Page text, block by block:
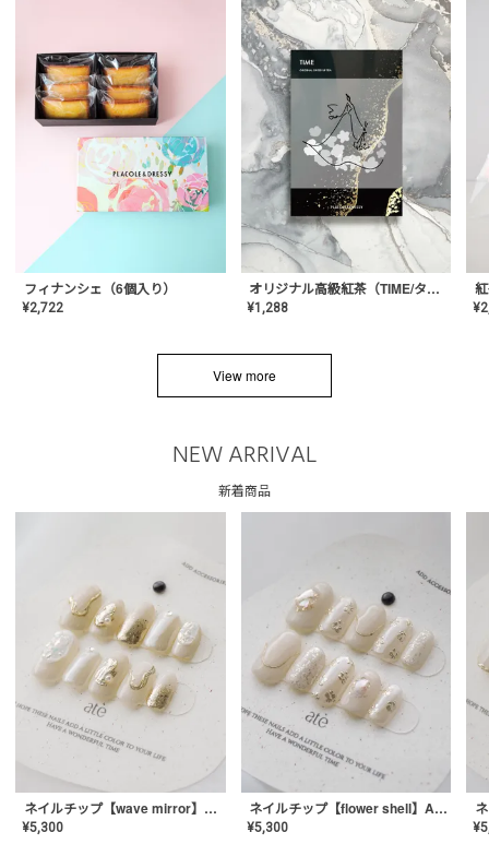
フィナンシェ（6個入り）
¥2,722
オリジナル高級紅茶（TIME/タイム）【ギフト/プチギフト/プレゼント/内祝い/結婚式/オリジナル配合/高品質/ハーブティー/茶葉/記念日/お返し/手土産/美容/おしゃれ】
¥1,288 ¥
View more
NEW ARRIVAL
新着商品
ネイルチップ【wave mirror】AE-CONA-04
¥5,300
ネイルチップ【flower shell】AE-CONA-03
¥5,300 ¥